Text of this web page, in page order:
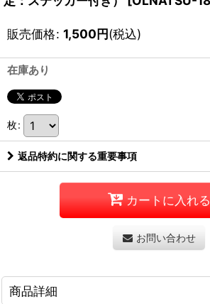
販売価格: 1,500円(税込)
在庫あり
枚:
返品特約に関する重要事項
カートに入れる
お問い合わせ
商品詳細